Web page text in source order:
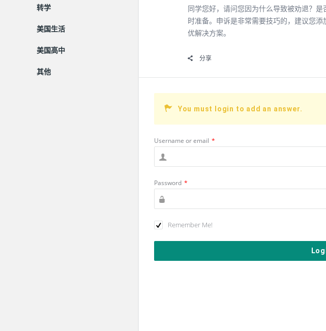
同学您好，请问您因为什么导致被劝退？
时准备。申诉是非常需要技巧的，建议您
优解决方案。
分享
You must login to add an answer.
Username or email *
Password *
Remember Me!
转学
美国生活
美国高中
其他